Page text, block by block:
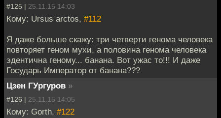
#125 | 25.11.15 14:03
Кому: Ursus arctos, #112
Я даже больше скажу: три четверти генома человека
повторяет геном мухи, а половина генома человека
эдентична геному... банана. Вот ужас то!!! И даже
Государь Император от банана???
Цзен ГУргуров »
#126 | 25.11.15 14:05
Кому: Gorth, #122